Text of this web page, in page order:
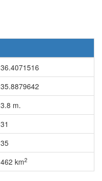
36.4071516
35.8879642
3.8 m.
31
35
462 km2